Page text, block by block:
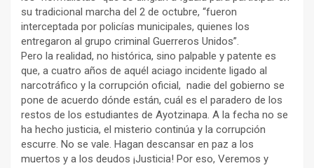
su tradicional marcha del 2 de octubre, “fueron
interceptada por policías municipales, quienes los
entregaron al grupo criminal Guerreros Unidos”.
Pero la realidad, no histórica, sino palpable y patente es
que, a cuatro años de aquél aciago incidente ligado al
narcotráfico y la corrupción oficial, nadie del gobierno se
pone de acuerdo dónde están, cuál es el paradero de los
restos de los estudiantes de Ayotzinapa. A la fecha no se
ha hecho justicia, el misterio continúa y la corrupción
escurre. No se vale. Hagan descansar en paz a los
muertos y a los deudos ¡Justicia! Por eso, Veremos y